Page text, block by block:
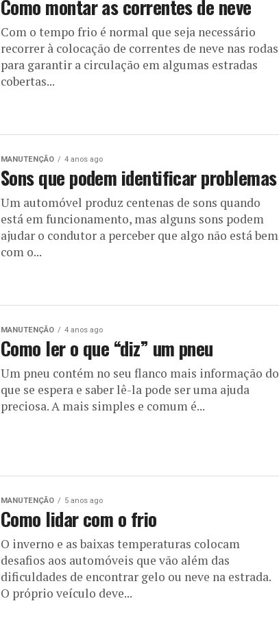
Como montar as correntes de neve
Com o tempo frio é normal que seja necessário
recorrer à colocação de correntes de neve nas rodas
para garantir a circulação em algumas estradas
cobertas...
MANUTENÇÃO 4 anos ago
Sons que podem identificar problemas
Um automóvel produz centenas de sons quando
está em funcionamento, mas alguns sons podem
ajudar o condutor a perceber que algo não está bem
com o...
MANUTENÇÃO 4 anos ago
Como ler o que “diz” um pneu
Um pneu contém no seu flanco mais informação do
que se espera e saber lê-la pode ser uma ajuda
preciosa. A mais simples e comum é...
MANUTENÇÃO 5 anos ago
Como lidar com o frio
O inverno e as baixas temperaturas colocam
desafios aos automóveis que vão além das
dificuldades de encontrar gelo ou neve na estrada.
O próprio veículo deve...